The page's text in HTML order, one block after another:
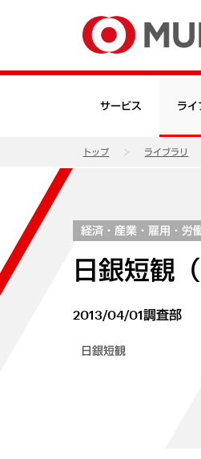
サービス ライ
トップ ライブラリ
経済・産業・雇用・労
日銀短観
2013/04/01調査部
日銀短観